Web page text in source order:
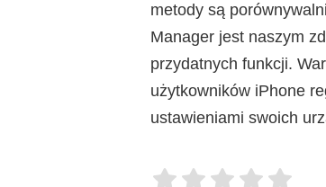
metody są
Manager jest naszym
przydatnych funkcji.
użytkowników iPhone
ustawieniami swoich